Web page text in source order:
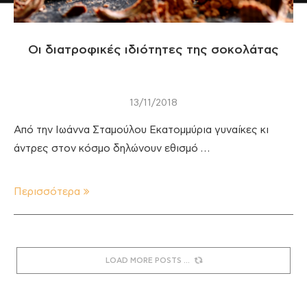
Οι διατροφικές ιδιότητες της σοκολάτας
13/11/2018
Από την Ιωάννα Σταμούλου Εκατομμύρια γυναίκες κι
άντρες στον κόσμο δηλώνουν εθισμό …
Περισσότερα
LOAD MORE POSTS